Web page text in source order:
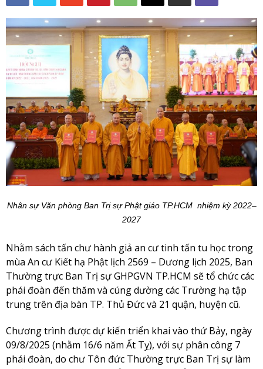
Nhân sự Văn phòng Ban Trị sự Phật giáo TP.HCM nhiệm kỳ 2022–
2027
Nhằm sách tấn chư hành giả an cư tinh tấn tu học trong
mùa An cư Kiết hạ Phật lịch 2569 – Dương lịch 2025, Ban
Thường trực Ban Trị sự GHPGVN TP.HCM sẽ tổ chức các
phái đoàn đến thăm và cúng dường các Trường hạ tập
trung trên địa bàn TP. Thủ Đức và 21 quận, huyện cũ.
Chương trình được dự kiến triển khai vào thứ Bảy, ngày
09/8/2025 (nhằm 16/6 năm Ất Tỵ), với sự phân công 7
phái đoàn, do chư Tôn đức Thường trực Ban Trị sự làm